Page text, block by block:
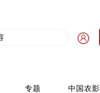
专题 中国农影